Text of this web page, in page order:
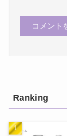
Ranking